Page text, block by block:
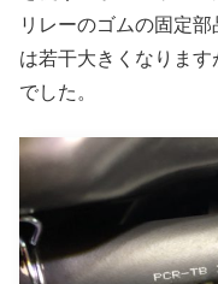
リレーのゴムの固定
は若干大きくなりま
でした。